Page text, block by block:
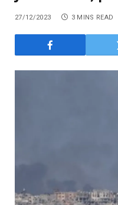
27/12/2023 3 MINS READ